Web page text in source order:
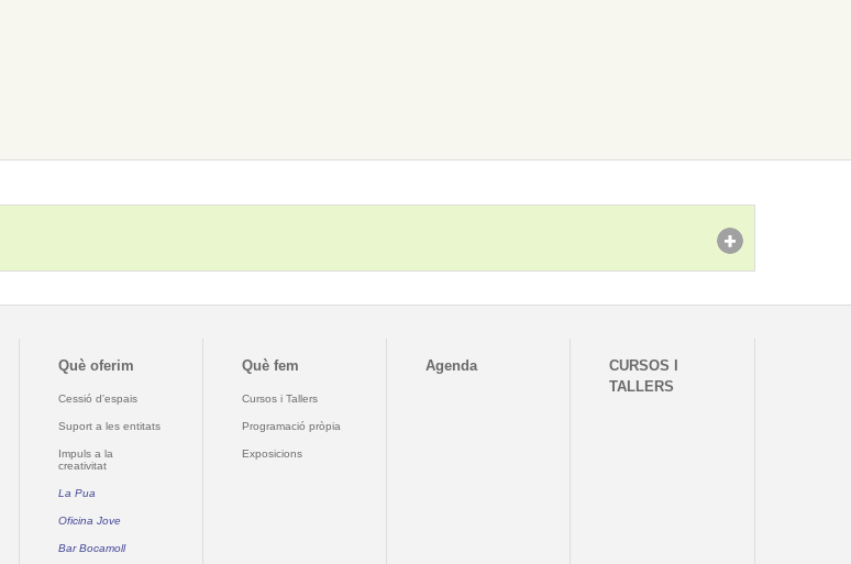
Què oferim
Cessió d'espais
Suport a les entitats
Impuls a la
creativitat
La Pua
Oficina Jove
Bar Bocamoll
Què fem
Cursos i Tallers
Programació pròpia
Exposicions
Agenda
CURSOS I
TALLERS